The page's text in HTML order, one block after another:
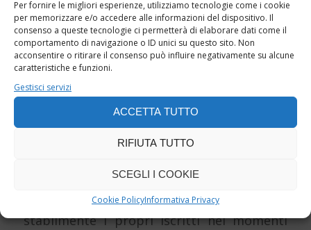
Per fornire le migliori esperienze, utilizziamo tecnologie come i cookie
per memorizzare e/o accedere alle informazioni del dispositivo. Il
consenso a queste tecnologie ci permetterà di elaborare dati come il
comportamento di navigazione o ID unici su questo sito. Non
acconsentire o ritirare il consenso può influire negativamente su alcune
caratteristiche e funzioni.
Gestisci servizi
ACCETTA TUTTO
RIFIUTA TUTTO
SCEGLI I COOKIE
Cookie PolicyInformativa Privacy
assume un valore ancora maggiore se letta
nel quadro più ampio delle associazioni non
riconosciute, degli enti non profit, degli
enti iscritti al RUNTS e, più in generale,
delle organizzazioni collettive.
Nella vita associativa, infatti, la
partecipazione alle assemblee è uno degli
democratica di un ente. Molte associazioni
incontrano difficoltà nel coinvolgere
stabilmente i propri iscritti nei momenti